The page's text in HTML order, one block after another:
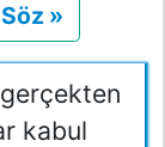
»
gerçekten
kabul